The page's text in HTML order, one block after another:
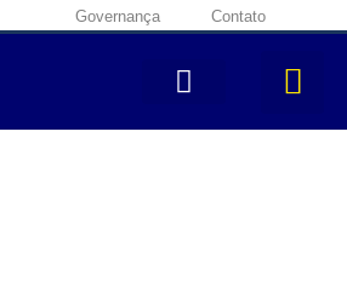
de ferramentas
Governança Contato